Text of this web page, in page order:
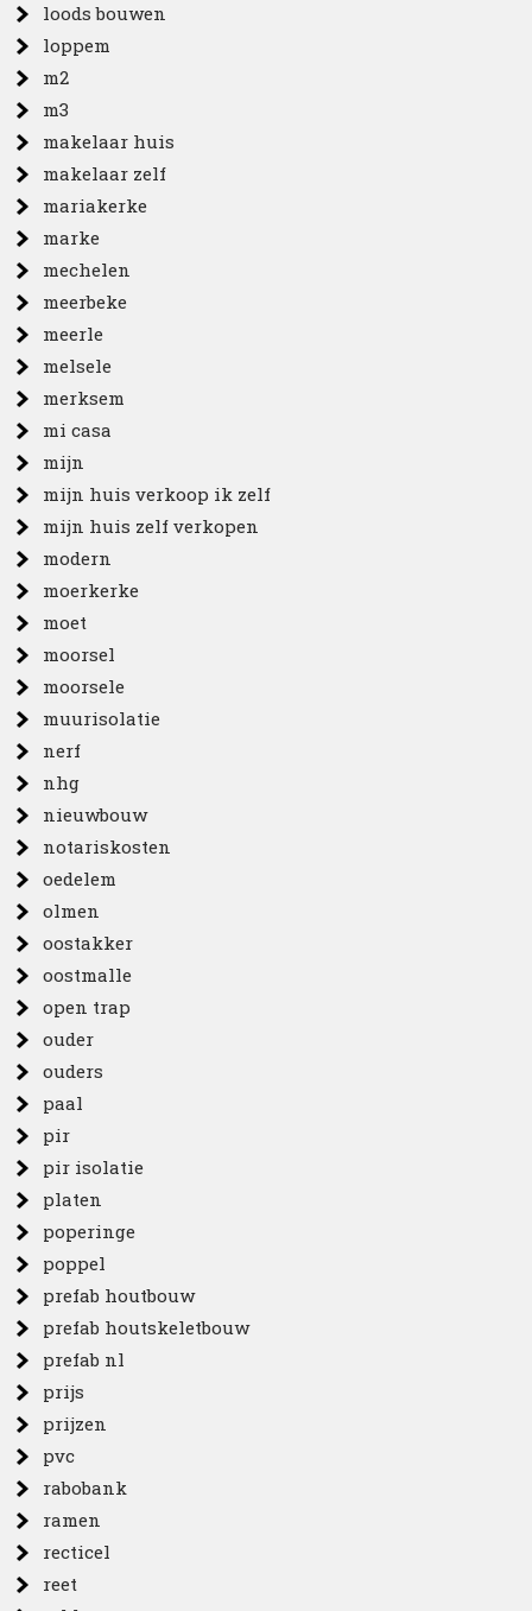
loods bouwen
loppem
m2
m3
makelaar huis
makelaar zelf
mariakerke
marke
mechelen
meerbeke
meerle
melsele
merksem
mi casa
mijn
mijn huis verkoop ik zelf
mijn huis zelf verkopen
modern
moerkerke
moet
moorsel
moorsele
muurisolatie
nerf
nhg
nieuwbouw
notariskosten
oedelem
olmen
oostakker
oostmalle
open trap
ouder
ouders
paal
pir
pir isolatie
platen
poperinge
poppel
prefab houtbouw
prefab houtskeletbouw
prefab nl
prijs
prijzen
pvc
rabobank
ramen
recticel
reet